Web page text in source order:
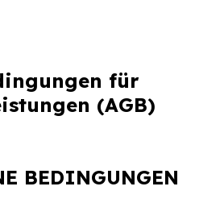
für
(AGB)
BEDINGUNGEN